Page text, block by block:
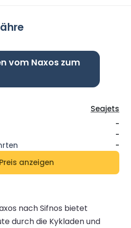
vom Naxos zum
Seajets
-
-
-
anzeigen
nach Sifnos bietet
durch die Kykladen und